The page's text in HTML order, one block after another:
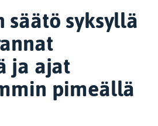
säätö syksyllä
ja ajat
pimeällä